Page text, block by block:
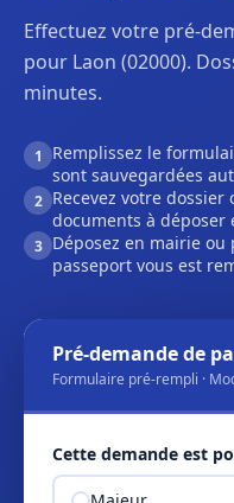
Effectuez votre pré-
pour Laon (02000).
minutes.
1
Remplissez le
sont sauvegardées
2 Recevez votre
documents à déposer
3 Déposez en mairie
passeport vous est
Pré-demande de
Formulaire pré-rempli ·
Cette demande est